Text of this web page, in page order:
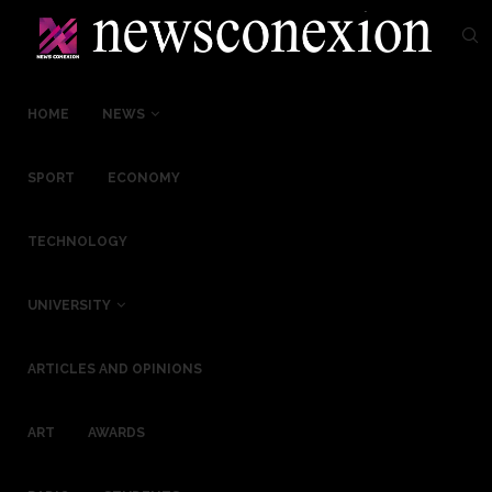
HOME NEWS
SPORT ECONOMY
TECHNOLOGY
UNIVERSITY
ARTICLES AND OPINIONS
ART AWARDS